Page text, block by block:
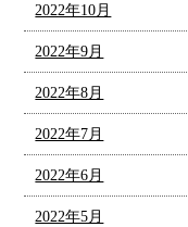
2022年10月
2022年9月
2022年8月
2022年7月
2022年6月
2022年5月